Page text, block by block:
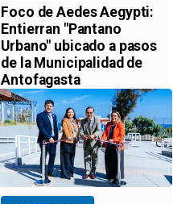
Foco de Aedes Aegypti:
Entierran "Pantano
Urbano" ubicado a pasos
de la Municipalidad de
Antofagasta